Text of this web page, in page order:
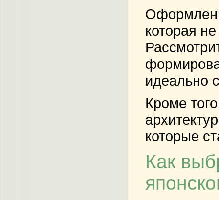
которая
идеально
Кроме
которые
Как